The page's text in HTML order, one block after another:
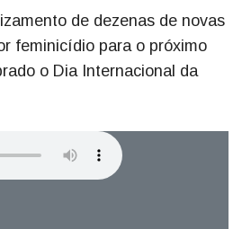
de dezenas de novas
feminicídio para o próximo
o Dia Internacional da